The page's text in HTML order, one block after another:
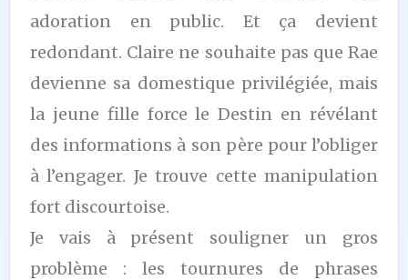
adoration en public. Et ça devient
redondant. Claire ne souhaite pas que Rae
devienne sa domestique privilégiée, mais
la jeune fille force le Destin en révélant
des informations à son père pour l’obliger
à l’engager. Je trouve cette manipulation
fort discourtoise.
Je vais à présent souligner un gros
problème : les tournures de phrases